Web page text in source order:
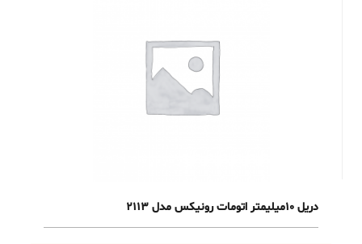
دریل 10میلیمتر اتومات رونیکس مدل 2113